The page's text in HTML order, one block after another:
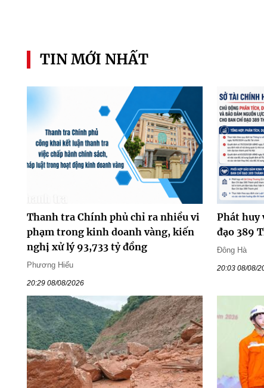
TIN MỚI NHẤT
Thanh tra Chính phủ chỉ ra nhiều vi
phạm trong kinh doanh vàng, kiến
nghị xử lý 93,733 tỷ đồng
Phương Hiếu
20:29 08/08/2026
Phát huy
đạo 389
Đông Hà
20:03 08/08/